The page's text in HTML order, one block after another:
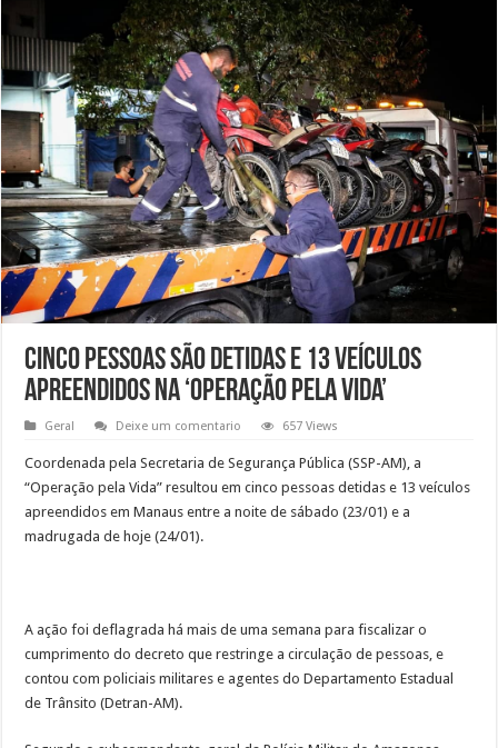
Cinco pessoas são detidas e 13 veículos
apreendidos na ‘Operação pela Vida’
Geral Deixe um comentario 657 Views
Coordenada pela Secretaria de Segurança Pública (SSP-AM), a
“Operação pela Vida” resultou em cinco pessoas detidas e 13 veículos
apreendidos em Manaus entre a noite de sábado (23/01) e a
madrugada de hoje (24/01).
A ação foi deflagrada há mais de uma semana para fiscalizar o
cumprimento do decreto que restringe a circulação de pessoas, e
contou com policiais militares e agentes do Departamento Estadual
de Trânsito (Detran-AM).